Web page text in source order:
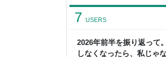
そして真夏な
2026年前半を振り返って
しなくなったら、私じゃ
7 USERS